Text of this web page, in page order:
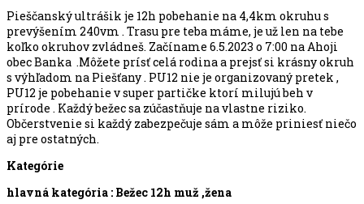
Pieščanský ultrášik je 12h pobehanie na 4,4km okruhu s
prevýšením 240vm . Trasu pre teba máme, je už len na tebe
koľko okruhov zvládneš. Začíname 6.5.2023 o 7:00 na Ahoji
obec Banka .Môžete prísť celá rodina a prejsť si krásny okruh
s výhľadom na Piešťany . PU12 nie je organizovaný pretek ,
PU12 je pobehanie v super partičke ktorí milujú beh v
prírode . Každý bežec sa zúčastňuje na vlastne riziko.
Občerstvenie si každý zabezpečuje sám a môže priniesť niečo
aj pre ostatných.
Kategórie
hlavná kategória : Bežec 12h muž ,žena